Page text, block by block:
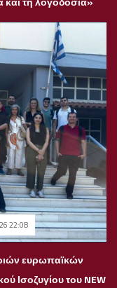
22:08
ευρωπαϊκών
Ισοζυγίου του NEW